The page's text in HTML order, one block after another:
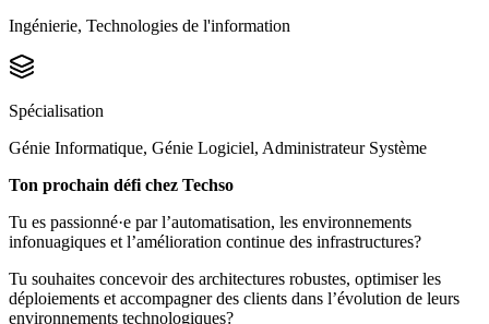
Ingénierie, Technologies de l'information
Spécialisation
Génie Informatique, Génie Logiciel, Administrateur Système
Ton prochain défi chez Techso
Tu es passionné·e par l’automatisation, les environnements
infonuagiques et l’amélioration continue des infrastructures?
Tu souhaites concevoir des architectures robustes, optimiser les
déploiements et accompagner des clients dans l’évolution de leurs
environnements technologiques?